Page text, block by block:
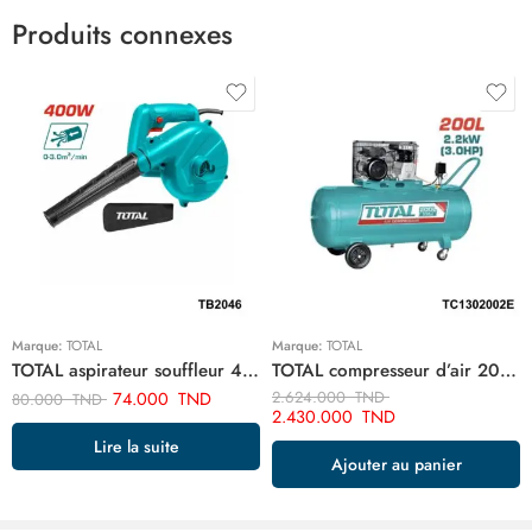
Produits connexes
Marque: TOTAL
TOTAL aspirateur souffleur 400w TB2046
80.000TND 74.000 TND
Lire la suite
Marque: TOTAL
TOTAL compresseur d’air 200 litre 220v monophase TC1302002E
2.624.000TND
2.430.000 TND
Ajouter au panier